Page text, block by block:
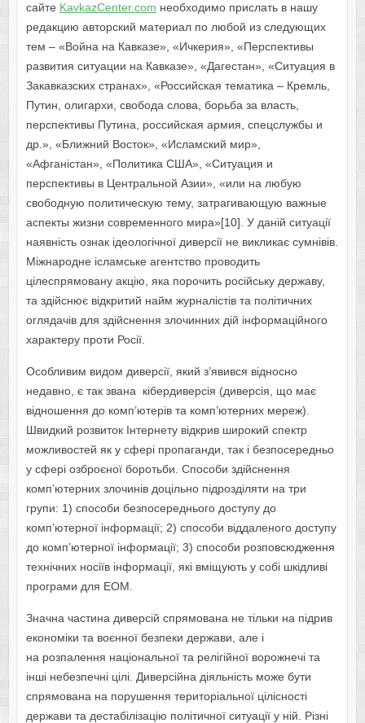
сайте KavkazCenter.com необходимо прислать в нашу
редакцию авторский материал по любой из следующих
тем – «Война на Кавказе», «Ичкерия», «Перспективы
развития ситуации на Кавказе», «Дагестан», «Ситуация в
Закавказских странах», «Российская тематика – Кремль,
Путин, олигархи, сво­бода слова, борьба за власть,
перспективы Путина, российская армия, спецслужбы и
др.», «Ближний Восток», «Исламский мир»,
«Афганістан», «Политика США», «Ситуация и
перспективы в Центральной Азии», «или на любую
свободную политическую тему, затрагивающую важные
аспекты жизни современного мира»[10]. У даній ситуації
наявність ознак ідеологічної диверсії не викликає сум­нівів.
Міжнародне ісламське агентство проводить
цілеспрямовану акцію, яка порочить російську державу,
та здійснює відкритий найм журналістів та політичних
оглядачів для здійснення зло­чинних дій інформаційного
характеру проти Росії.
Особливим видом диверсії, який з’явився відносно
недавно, є так звана кібердиверсія (диверсія, що має
відношення до комп’ютерів та комп’ютерних мереж).
Швидкий розвиток Інтернету відкрив широкий спектр
можливостей як у сфері пропаганди, так і безпосередньо
у сфері озброєної боротьби. Способи здійснення
комп’ютерних злочинів доцільно підрозділяти на три
групи: 1) способи безпосереднього доступу до
комп’ютерної інформації; 2) способи віддаленого доступу
до комп’ютерної інформації; 3) способи розповсюдження
технічних носіїв інформації, які вміщують у собі шкідливі
програми для ЕОМ.
Значна частина диверсій спрямована не тільки на підрив
економіки та воєнної безпеки держави, але і
на розпалення національної та релі­гійної ворожнечі та
інші небезпечні цілі. Диверсійна діяльність може бути
спрямована на порушення територіальної цілісності
держави та дестабілізацію політичної ситуації у ній. Різні